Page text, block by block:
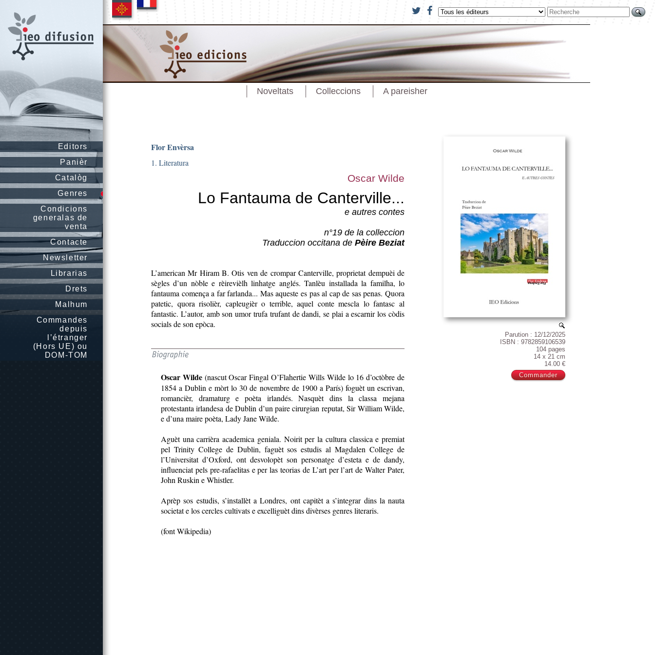
Editors
Panièr
Catalòg
Genres
Condicions
generalas de
venta
Contacte
Newsletter
Librarias
Drets
Malhum
Commandes
depuis
l’étranger
(Hors UE) ou
DOM-TOM
Noveltats Colleccions A pareisher
Parution : 12/12/2025
ISBN : 9782859106539
104 pages
14 x 21 cm
14.00 €
Flor Envèrsa
1. Literatura
Oscar Wilde
Lo Fantauma de Canterville...
e autres contes
n°19 de la colleccion
Traduccion occitana de Pèire Beziat
L’american Mr Hiram B. Otis ven de crompar Canterville, proprietat dempuèi de
sègles d’un nòble e rèirevièlh linhatge anglés. Tanlèu installada la familha, lo
fantauma comença a far farlanda... Mas aqueste es pas al cap de sas penas. Quora
patetic, quora risolièr, capleugièr o terrible, aquel conte mescla lo fantasc al
fantastic. L’autor, amb son umor trufa trufant de dandi, se plai a escarnir los còdis
socials de son epòca.
Oscar Wilde(nascut Oscar Fingal O’Flahertie Wills Wilde lo 16 d’octòbre de
1854 a Dublin e mòrt lo 30 de novembre de 1900 a París) foguèt un escrivan,
romancièr, dramaturg e poèta irlandés. Nasquèt dins la classa mejana
protestanta irlandesa de Dublin d’un paire cirurgian reputat, Sir William Wilde,
e d’una maire poèta, Lady Jane Wilde.
Aguèt una carrièra academica geniala. Noirit per la cultura classica e premiat
pel Trinity College de Dublin, faguèt sos estudis al Magdalen College de
l’Universitat d’Oxford, ont desvolopèt son personatge d’esteta e de dandy,
influenciat pels pre-rafaelitas e per las teorias de L’art per l’art de Walter Pater,
John Ruskin e Whistler.
Aprèp sos estudis, s’installèt a Londres, ont capitèt a s’integrar dins la nauta
societat e los cercles cultivats e excelliguèt dins divèrses genres literaris.
(font Wikipedia)